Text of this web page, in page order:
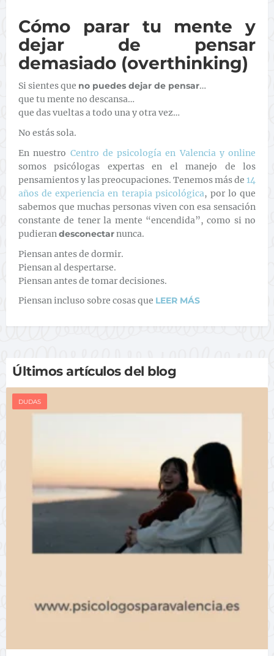
Cómo parar tu mente y
dejar de pensar
demasiado (overthinking)
Si sientes que no puedes dejar de pensar…
que tu mente no descansa…
que das vueltas a todo una y otra vez…
No estás sola.
En nuestro Centro de psicología en Valencia y online
somos psicólogas expertas en el manejo de los
pensamientos y las preocupaciones. Tenemos más de 14
años de experiencia en terapia psicológica, por lo que
sabemos que muchas personas viven con esa sensación
constante de tener la mente “encendida”, como si no
pudierandesconectarnunca.
Piensan antes de dormir.
Piensan al despertarse.
Piensan antes de tomar decisiones.
Piensan incluso sobre cosas que LEER MÁS
Últimos artículos del blog
DUDAS